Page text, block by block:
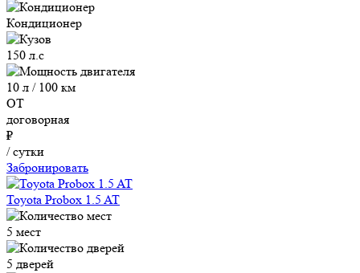
Кондиционер
150 л.с
10 л / 100 км
ОТ
договорная
₽
/ сутки
Забронировать
Toyota Probox 1.5 AT
5 мест
5 дверей